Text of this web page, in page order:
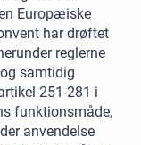
Europæiske
har drøftet
reglerne
samtidig
251-281 i
funktionsmåde,
anvendelse